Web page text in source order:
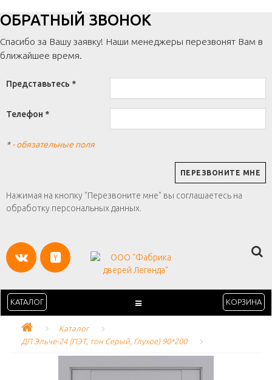
ОБРАТНЫЙ ЗВОНОК
Спасибо за Вашу заявку! Наши менеджеры перезвонят Вам в
ближайшее время.
Представьтесь *
Телефон *
*- обязательные поля
Нажимая на кнопку "Перезвоните мне" вы соглашаетесь на
обработку персональных данных.
КАТАЛОГ КОРЗИНА
Каталог
ДП Эльче-24 (ПЭТ, тон Серый, Глухое) 90*200